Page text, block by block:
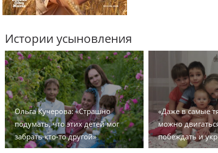
Истории усыновления
Ольга Кучерова: «Страшно
подумать, что этих детей мог
забрать кто-то другой»
«Даже в самые
можно
побеждать и